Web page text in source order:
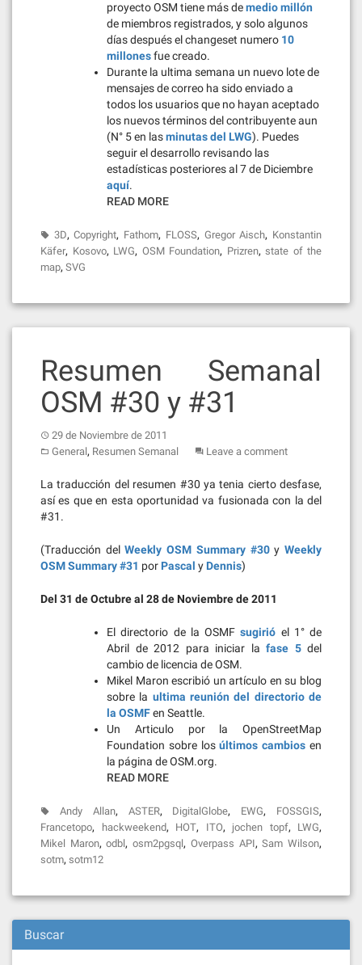
proyecto OSM tiene más demedio millón
de miembros registrados, y solo algunos
días después el changeset numero 10
millonesfue creado.
Durante la ultima semana un nuevo lote de
mensajes de correo ha sido enviado a
todos los usuarios que no hayan aceptado
los nuevos términos del contribuyente aun
(N° 5 en lasminutas del LWG). Puedes
seguir el desarrollo revisando las
estadísticas posteriores al 7 de Diciembre
aquí.
READ MORE
3D,Copyright, Fathom, FLOSS, Gregor Aisch, Konstantin
Käfer, Kosovo, LWG, OSM Foundation, Prizren, state of the
map, SVG
Resumen Semanal
OSM #30 y #31
29 de Noviembre de 2011
General, Resumen Semanal Leave a comment
La traducción del resumen #30 ya tenia cierto desfase,
así es que en esta oportunidad va fusionada con la del
#31.
(Traducción delWeekly OSM Summary #30yWeekly
OSM Summary #31 por Pascal y Dennis)
Del 31 de Octubre al 28 de Noviembre de 2011
El directorio de la OSMFsugirió el 1° de
Abril de 2012 para iniciar la fase 5del
cambio de licencia de OSM.
Mikel Maron escribió un artículo en su blog
sobre la ultima reunión del directorio de
la OSMFen Seattle.
Un Articulo por la OpenStreetMap
Foundation sobre losúltimos cambios en
la página de OSM.org.
READ MORE
Andy Allan, ASTER, DigitalGlobe, EWG, FOSSGIS,
Francetopo, hackweekend, HOT, ITO, jochen topf, LWG,
Mikel Maron,odbl,osm2pgsql, Overpass API,Sam Wilson,
sotm, sotm12
Buscar